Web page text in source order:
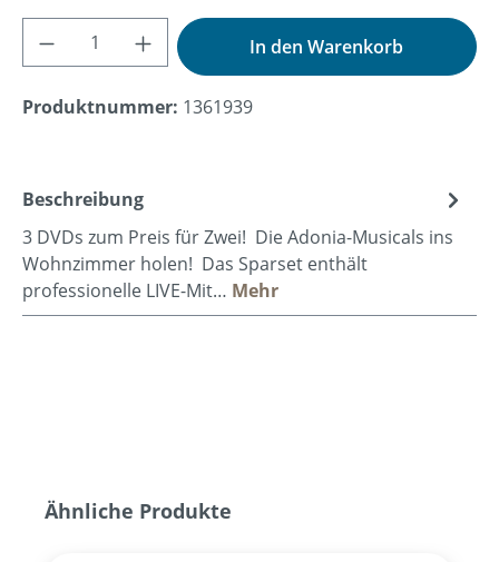
Produkt Anzahl: Gib den gewünschten
In den Warenkorb
Produktnummer: 1361939
Beschreibung
3 DVDs zum Preis für Zwei! Die Adonia-Musicals ins
Wohnzimmer holen! Das Sparset enthält
professionelle LIVE-Mit… Mehr
Produktgalerie überspringen
Ähnliche Produkte